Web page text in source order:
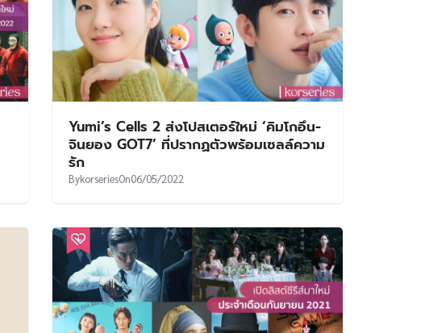
Yumi’s Cells 2 ส่งโปสเตอร์ใหม่ ‘คิมโกอึน-
จินยอง GOT7’ ที่ปรากฏตัวพร้อมเซลล์ความ
รัก
BykorseriesOn06/05/2022